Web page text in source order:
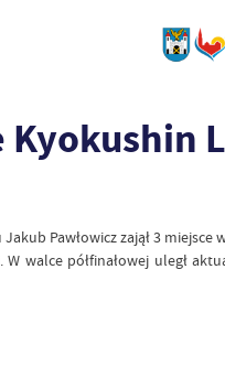
Pawłowicz zajął 3 miejsce
walce półfinałowej uległ